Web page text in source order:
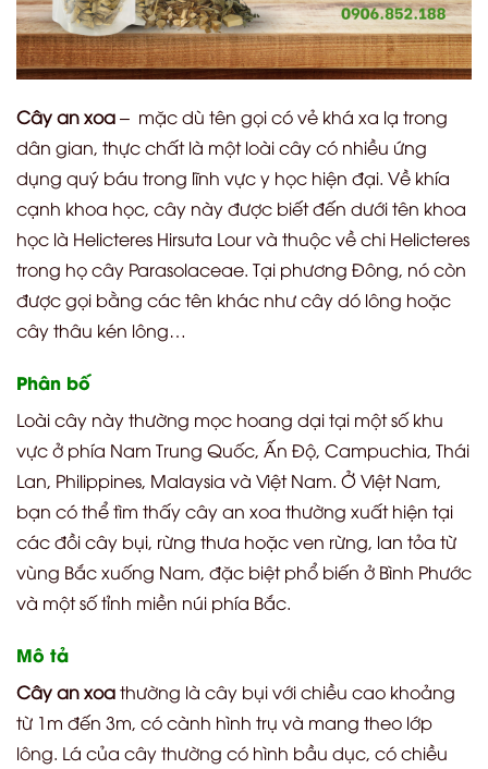
Cây an xoa– mặc dù tên gọi có vẻ khá xa lạ trong
dân gian, thực chất là một loài cây có nhiều ứng
dụng quý báu trong lĩnh vực y học hiện đại. Về khía
cạnh khoa học, cây này được biết đến dưới tên khoa
học là Helicteres Hirsuta Lour và thuộc về chi Helicteres
trong họ cây Parasolaceae. Tại phương Đông, nó còn
được gọi bằng các tên khác như cây dó lông hoặc
cây thâu kén lông…
Phân bố
Loài cây này thường mọc hoang dại tại một số khu
vực ở phía Nam Trung Quốc, Ấn Độ, Campuchia, Thái
Lan, Philippines, Malaysia và Việt Nam. Ở Việt Nam,
bạn có thể tìm thấy cây an xoa thường xuất hiện tại
các đồi cây bụi, rừng thưa hoặc ven rừng, lan tỏa từ
vùng Bắc xuống Nam, đặc biệt phổ biến ở Bình Phước
và một số tỉnh miền núi phía Bắc.
Mô tả
Cây an xoathường là cây bụi với chiều cao khoảng
từ 1m đến 3m, có cành hình trụ và mang theo lớp
lông. Lá của cây thường có hình bầu dục, có chiều